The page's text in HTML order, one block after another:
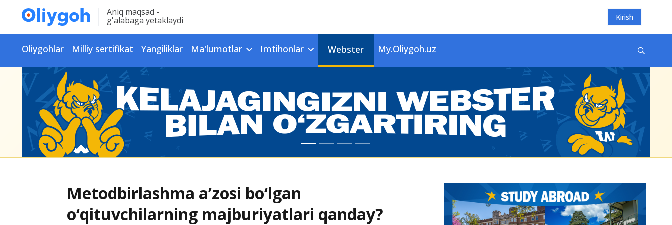
Aniq maqsad -
g'alabaga yetaklaydi Kirish
Oliygohlar Milliy sertifikat Yangiliklar Ma'lumotlar Imtihonlar Webster My.Oliygoh.uz
Metodbirlashma a’zosi bo‘lgan
o‘qituvchilarning majburiyatlari qanday?